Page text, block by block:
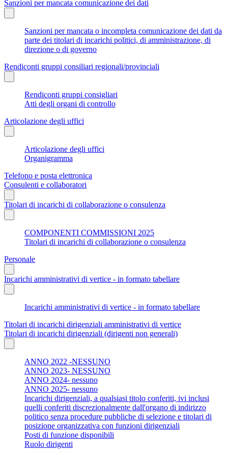
Sanzioni per mancata comunicazione dei dati
Sanzioni per mancata o incompleta comunicazione dei dati da
parte dei titolari di incarichi politici, di amministrazione, di
direzione o di governo
Rendiconti gruppi consiliari regionali/provinciali
Rendiconti gruppi consigliari
Atti degli organi di controllo
Articolazione degli uffici
Articolazione degli uffici
Organigramma
Telefono e posta elettronica
Consulenti e collaboratori
Titolari di incarichi di collaborazione o consulenza
COMPONENTI COMMISSIONI 2025
Titolari di incarichi di collaborazione o consulenza
Personale
Incarichi amministrativi di vertice - in formato tabellare
Incarichi amministrativi di vertice - in formato tabellare
Titolari di incarichi dirigenziali amministrativi di vertice
Titolari di incarichi dirigenziali (dirigenti non generali)
ANNO 2022 -NESSUNO
ANNO 2023- NESSUNO
ANNO 2024- nessuno
ANNO 2025- nessuno
Incarichi dirigenziali, a qualsiasi titolo conferiti, ivi inclusi
quelli conferiti discrezionalmente dall'organo di indirizzo
politico senza procedure pubbliche di selezione e titolari di
posizione organizzativa con funzioni dirigenziali
Posti di funzione disponibili
Ruolo dirigenti